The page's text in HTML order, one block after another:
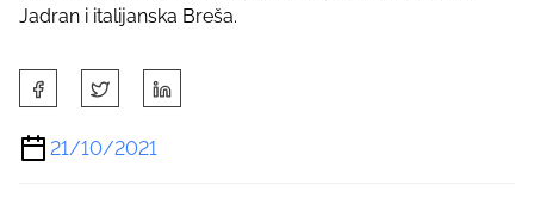
Jadran i italijanska Breša.
h
a
r
21/10/2021